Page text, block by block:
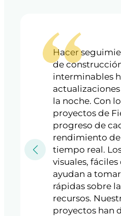
Hacer
de
interminables
la noche. Con
proyectos de
progreso de
rendimiento
tiempo real.
visuales,
ayudan a
rápidas sobre
recursos.
proyectos han